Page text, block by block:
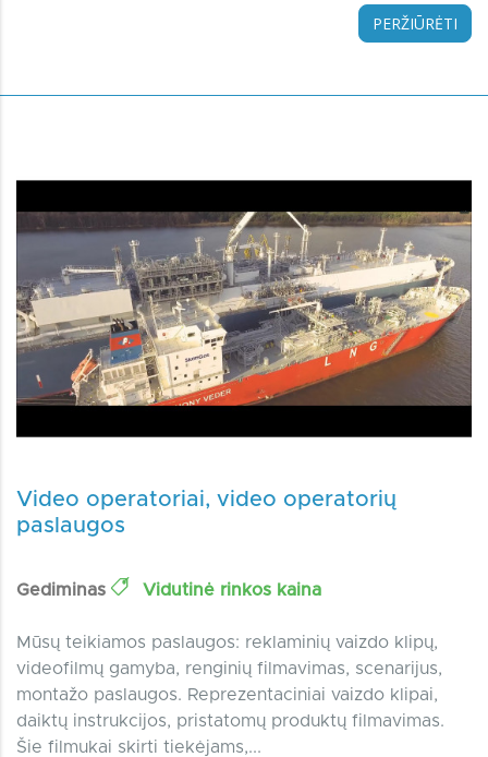
PERŽIŪRĖTI
Video operatoriai, video operatorių
paslaugos
Gediminas Vidutinė rinkos kaina
Mūsų teikiamos paslaugos: reklaminių vaizdo klipų,
videofilmų gamyba, renginių filmavimas, scenarijus,
montažo paslaugos. Reprezentaciniai vaizdo klipai,
daiktų instrukcijos, pristatomų produktų filmavimas.
Šie filmukai skirti tiekėjams,...